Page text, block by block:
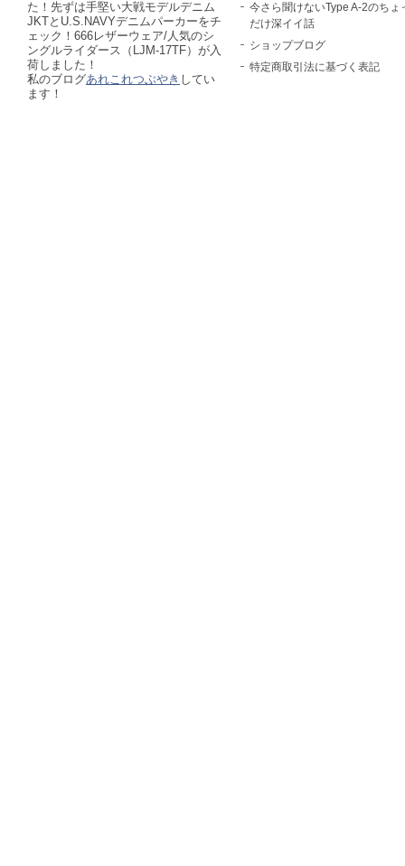
た！先ずは手堅い大戦モデルデニム
JKTとU.S.NAVYデニムパーカーをチ
ェック！666レザーウェア/人気のシ
ングルライダース（LJM-17TF）が入
荷しました！
私のブログあれこれつぶやき してい
ます！
今さら聞けないType A-2のちょ
だけ深イイ話
ショップブログ
特定商取引法に基づく表記